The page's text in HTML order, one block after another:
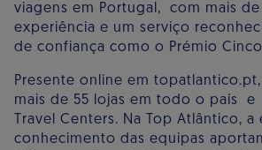
viagens em Portugal, com mais
experiência e um serviço
de confiança como o Prémio Cinco
Presente online em
mais de 55 lojas em todo o país e
Travel Centers. Na Top Atlântico,
conhecimento das equipas